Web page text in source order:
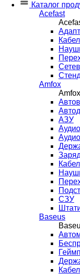
Каталог
Acefast
Amfox
Amfox
АЗУ
СЗУ
Baseus